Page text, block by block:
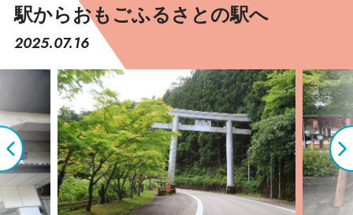
駅からおもごふるさとの駅へ
2025.07.16